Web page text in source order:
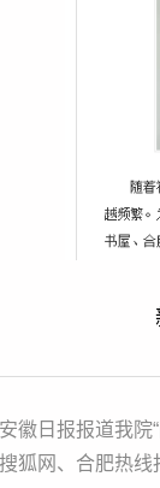
徽日报报道我院
狐网、合肥热线